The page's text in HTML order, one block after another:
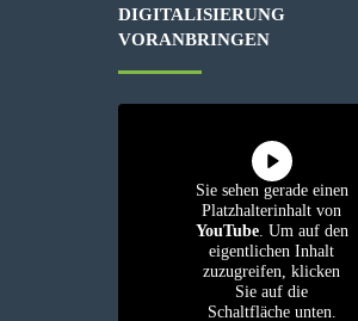
DIGITALISIERUNG
VORANBRINGEN
Sie sehen gerade einen
Platzhalterinhalt von
YouTube. Um auf den
eigentlichen Inhalt
zuzugreifen, klicken
Sie auf die
Schaltfläche unten.